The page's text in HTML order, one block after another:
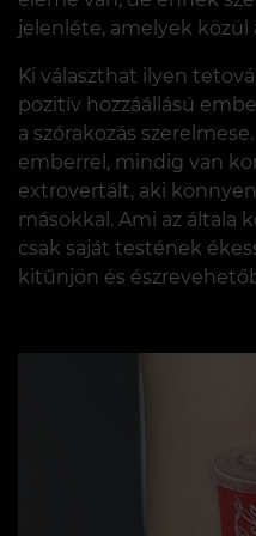
jelenléte, amelyek közül
Ki választhat ilyen
pozitív hozzáállású
a szórakozás
emberrel, mindig van
extrovertált, aki
másokkal. Ami az általa
csak saját testének
kitűnjön és